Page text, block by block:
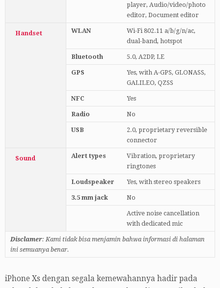
player, Audio/video/photo
editor, Document editor
Handset WLAN
Wi-Fi 802.11 a/b/g/n/ac,
dual-band, hotspot
Bluetooth 5.0, A2DP, LE
GPS
Yes, with A-GPS, GLONASS,
GALILEO, QZSS
NFC Yes
Radio No
USB
2.0, proprietary reversible
connector
Sound Alert types
Vibration, proprietary
ringtones
Loudspeaker Yes, with stereo speakers
3.5 mm jack No
Active noise cancellation
with dedicated mic
Disclamer: Kami tidak bisa menjamin bahwa informasi di halaman
ini semuanya benar.
iPhone Xs dengan segala kemewahannya hadir pada